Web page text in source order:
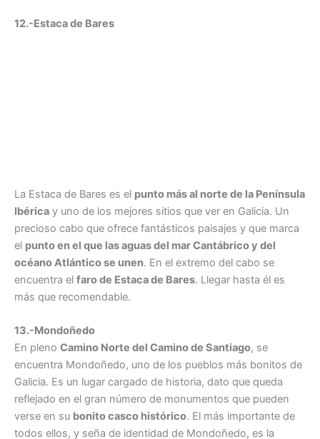
12.-Estaca de Bares
La Estaca de Bares es el punto más al norte de la Península
Ibérica y uno de los mejores sitios que ver en Galicia. Un
precioso cabo que ofrece fantásticos paisajes y que marca
el punto en el que las aguas del mar Cantábrico y del
océano Atlántico se unen. En el extremo del cabo se
encuentra el faro de Estaca de Bares. Llegar hasta él es
más que recomendable.
13.-Mondoñedo
En pleno Camino Norte del Camino de Santiago, se
encuentra Mondoñedo, uno de los pueblos más bonitos de
Galicia. Es un lugar cargado de historia, dato que queda
reflejado en el gran número de monumentos que pueden
verse en su bonito casco histórico. El más importante de
todos ellos, y seña de identidad de Mondoñedo, es la